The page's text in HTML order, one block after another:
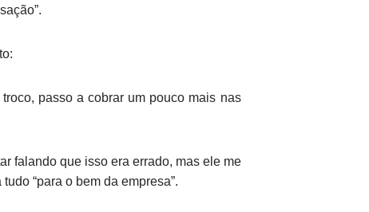
passo a cobrar um pouco mais nas
falando que isso era errado, mas ele me
“para o bem da empresa”.